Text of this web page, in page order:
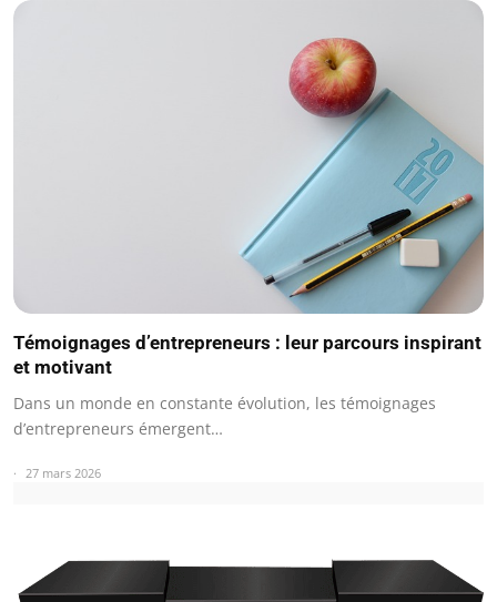
Témoignages d’entrepreneurs : leur parcours inspirant
et motivant
Dans un monde en constante évolution, les témoignages
d’entrepreneurs émergent…
27 mars 2026